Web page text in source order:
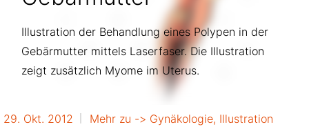
Illustration der Behandlung eines Polypen in der
Gebärmutter mittels Laserfaser. Die Illustration
zeigt zusätzlich Myome im Uterus.
29. Okt. 2012 Mehr zu -> Gynäkologie, Illustration